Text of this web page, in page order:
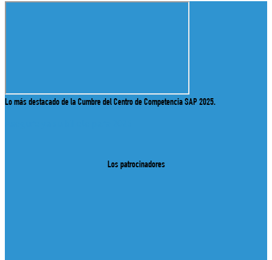
Lo más destacado de la Cumbre del Centro de Competencia SAP 2025.
Los patrocinadores